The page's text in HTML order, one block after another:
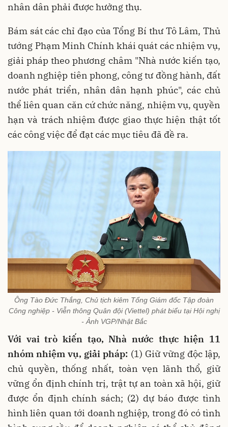
nhân dân phải được hưởng thụ.
Bám sát các chỉ đạo của Tổng Bí thư Tô Lâm, Thủ
tướng Phạm Minh Chính khái quát các nhiệm vụ,
giải pháp theo phương châm "Nhà nước kiến tạo,
doanh nghiệp tiên phong, công tư đồng hành, đất
nước phát triển, nhân dân hạnh phúc", các chủ
thể liên quan căn cứ chức năng, nhiệm vụ, quyền
hạn và trách nhiệm được giao thực hiện thật tốt
các công việc để đạt các mục tiêu đã đề ra.
Ông Tào Đức Thắng, Chủ tịch kiêm Tổng Giám đốc Tập đoàn
Công nghiệp - Viễn thông Quân đội (Viettel) phát biểu tại Hội nghị
- Ảnh VGP/Nhật Bắc
Với vai trò kiến tạo, Nhà nước thực hiện 11
nhóm nhiệm vụ, giải pháp: (1) Giữ vững độc lập,
chủ quyền, thống nhất, toàn vẹn lãnh thổ, giữ
vững ổn định chính trị, trật tự an toàn xã hội, giữ
được ổn định chính sách; (2) dự báo được tình
hình liên quan tới doanh nghiệp, trong đó có tình